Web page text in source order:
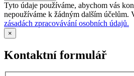
Tyto údaje používáme, abychom vás
nepoužíváme k žádným dalším účelům.
zásadách zpracovávání osobních údajů.
×
Kontaktní formulář